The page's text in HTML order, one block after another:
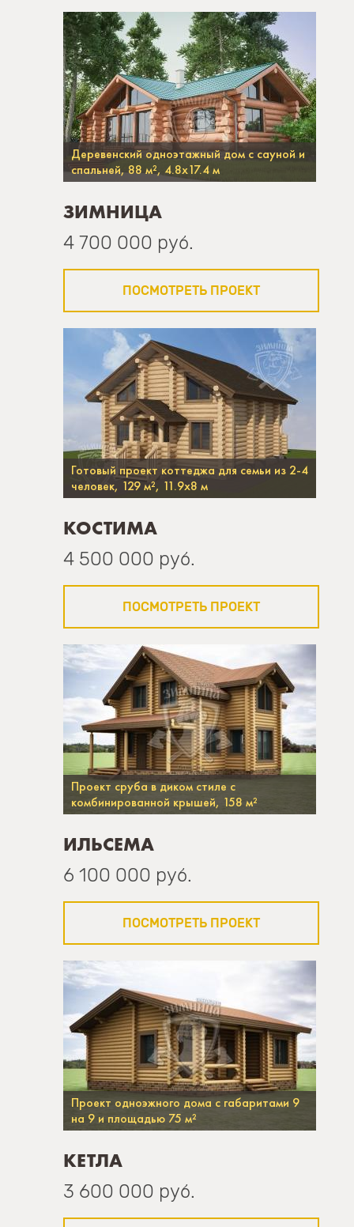
Деревенский одноэтажный дом с сауной и
спальней, 88 м², 4.8х17.4 м
ЗИМНИЦА
4 700 000 руб.
ПОСМОТРЕТЬ ПРОЕКТ
Готовый проект коттеджа для семьи из 2-4
человек, 129 м², 11.9х8 м
КОСТИМА
4 500 000 руб.
ПОСМОТРЕТЬ ПРОЕКТ
Проект сруба в диком стиле с
комбинированной крышей, 158 м²
ИЛЬСЕМА
6 100 000 руб.
ПОСМОТРЕТЬ ПРОЕКТ
Проект одноэжного дома с габаритами 9
на 9 и площадью 75 м²
КЕТЛА
3 600 000 руб.